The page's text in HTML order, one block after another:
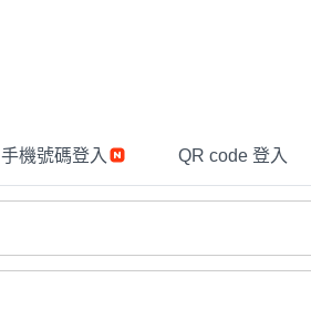
手機號碼登入 QR code 登入